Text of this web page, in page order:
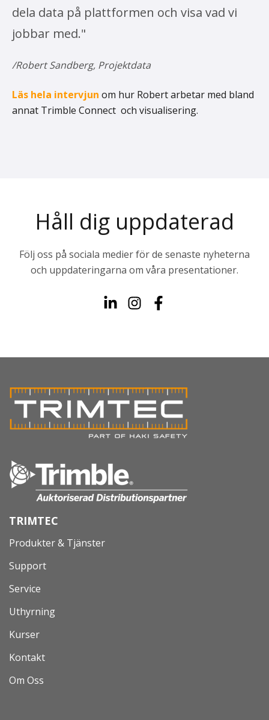
dela data på plattformen och visa vad vi
jobbar med."
/Robert Sandberg, Projektdata
Läs hela intervjun om hur Robert arbetar med bland
annat Trimble Connect och visualisering.
Håll dig uppdaterad
Följ oss på sociala medier för de senaste nyheterna
och uppdateringarna om våra presentationer.
TRIMTEC
Produkter & Tjänster
Support
Service
Uthyrning
Kurser
Kontakt
Om Oss